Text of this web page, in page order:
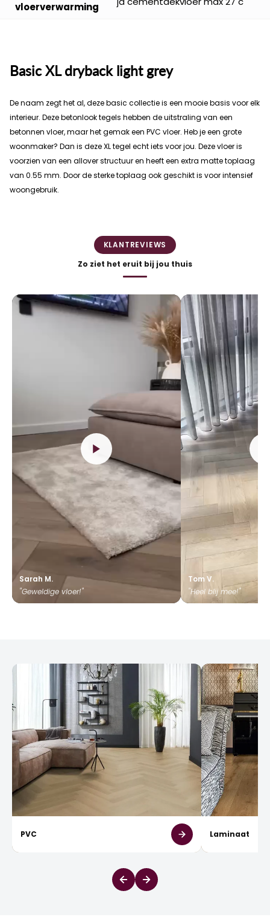
vloerverwarming
Basic XL dryback light grey
De naam zegt het al, deze basic collectie is een mooie basis voor elk
interieur. Deze betonlook tegels hebben de uitstraling van een
betonnen vloer, maar het gemak een PVC vloer. Heb je een grote
woonmaker? Dan is deze XL tegel echt iets voor jou. Deze vloer is
voorzien van een allover structuur en heeft een extra matte toplaag
van 0.55 mm. Door de sterke toplaag ook geschikt is voor intensief
woongebruik.
KLANTREVIEWS
Zo ziet het eruit bij jou thuis
Sarah M.
"Geweldige vloer!"
Tom V.
"Heel blij mee!"
PVC Laminaat